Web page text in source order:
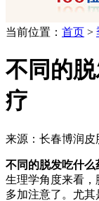
当前位置： 首页 >
不同的
疗
来源：长春博润皮
不同的脱发吃什么
生理学角度来看
多加注意了。尤